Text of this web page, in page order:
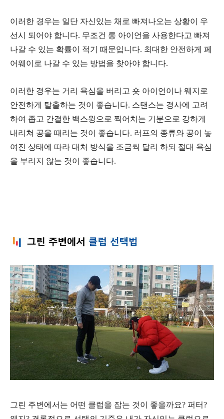
이러한 경우는 일단 자신있는 채로 빠져나오는 상황이 우
선시 되어야 합니다. 무조건 롱 아이언을 사용한다고 빠져
나갈 수 있는 확률이 적기 때문입니다. 최대한 안전하게 페
어웨이로 나갈 수 있는 방법을 찾아야 합니다.
이러한 경우는 거리 욕심을 버리고 숏 아이언이나 웨지로
안전하게 탈출하는 것이 좋습니다. 스탠스는 경사에 고려
하여 좁고 간결한 백스윙으로 찍어치는 기분으로 강하게
내리쳐 공을 때리는 것이 좋습니다. 러프의 종류와 공이 놓
여진 상태에 따라 대처 방식을 조금씩 달리 하되 절대 욕심
을 부리지 않는 것이 좋습니다.
그린 주변에서는 어떤 클럽을 잡는 것이 좋을까요? 퍼터?